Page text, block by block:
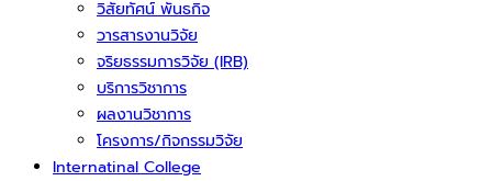
วิสัยทัศน์ พันธกิจ
วารสารงานวิจัย
จริยธรรมการวิจัย (IRB)
บริการวิชาการ
ผลงานวิชาการ
โครงการ/กิจกรรมวิจัย
Internatinal College